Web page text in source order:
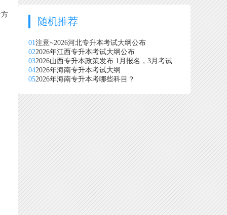
随机推荐
01注意~2026河北专升本考试大纲公布
022026年江西专升本考试大纲公布
032026山西专升本政策发布 1月报名，3月考试
042026年海南专升本考试大纲
052026年海南专升本考哪些科目？